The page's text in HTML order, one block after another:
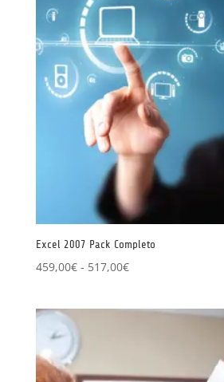
Excel 2007 Pack Completo
459,00€ - 517,00€Rango
517,00€